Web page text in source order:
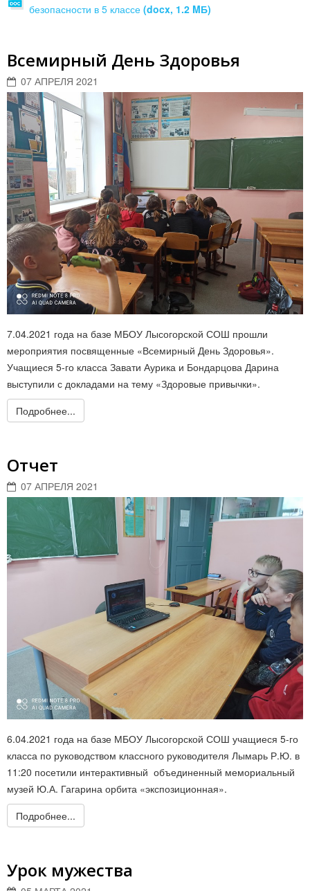
безопасности в 5 классе (docx, 1.2 MБ)
Всемирный День Здоровья
07 АПРЕЛЯ 2021
7.04.2021 года на базе МБОУ Лысогорской СОШ прошли
мероприятия посвященные «Всемирный День Здоровья».
Учащиеся 5-го класса Завати Аурика и Бондарцова Дарина
выступили с докладами на тему «Здоровые привычки».
Подробнее...
Отчет
07 АПРЕЛЯ 2021
6.04.2021 года на базе МБОУ Лысогорской СОШ учащиеся 5-го
класса по руководством классного руководителя Лымарь Р.Ю. в
11:20 посетили интерактивный объединенный мемориальный
музей Ю.А. Гагарина орбита «экспозиционная».
Подробнее...
Урок мужества